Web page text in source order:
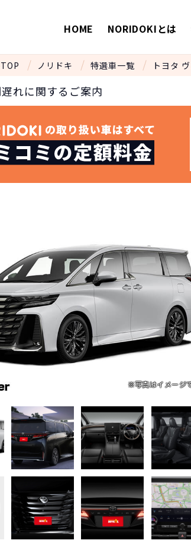
HOME NORIDOKIとは
ノリドキ 特選車一覧 トヨタ
れに関するご案内